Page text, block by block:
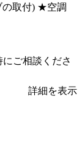
の取付) ★空調
ご相談くださ
詳細を表示